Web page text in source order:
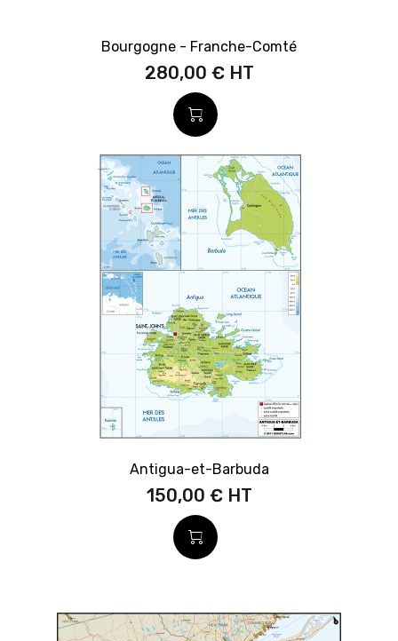
Bourgogne - Franche-Comté
280,00 €
Antigua-et-Barbuda
150,00 €